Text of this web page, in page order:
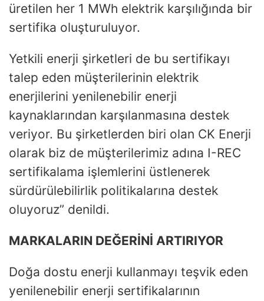
üretilen her 1 MWh elektrik karşılığında bir
sertifika oluşturuluyor.
Yetkili enerji şirketleri de bu sertifikayı
talep eden müşterilerinin elektrik
enerjilerini yenilenebilir enerji
kaynaklarından karşılanmasına destek
veriyor. Bu şirketlerden biri olan CK Enerji
olarak biz de müşterilerimiz adına I-REC
sertifikalama işlemlerini üstlenerek
sürdürülebilirlik politikalarına destek
oluyoruz” denildi.
MARKALARIN DEĞERİNİ ARTIRIYOR
Doğa dostu enerji kullanmayı teşvik eden
yenilenebilir enerji sertifikalarının